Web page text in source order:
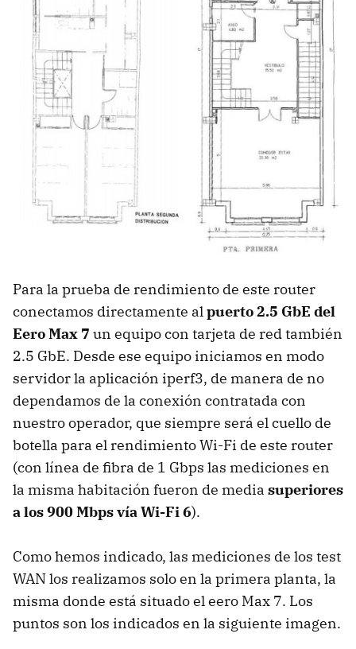
Para la prueba de rendimiento de este router
conectamos directamente alpuerto 2.5 GbE del
Eero Max 7 un equipo con tarjeta de red también
2.5 GbE. Desde ese equipo iniciamos en modo
servidor la aplicación iperf3, de manera de no
dependamos de la conexión contratada con
nuestro operador, que siempre será el cuello de
botella para el rendimiento Wi-Fi de este router
(con línea de fibra de 1 Gbps las mediciones en
la misma habitación fueron de media superiores
a los 900 Mbps vía Wi-Fi 6).
Como hemos indicado, las mediciones de los test
WAN los realizamos solo en la primera planta, la
misma donde está situado el eero Max 7. Los
puntos son los indicados en la siguiente imagen.